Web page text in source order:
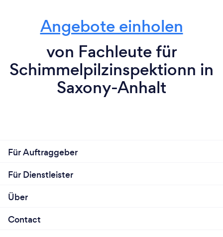
Angebote einholen
von Fachleute für
Schimmelpilzinspektionn in
Saxony-Anhalt
Für Auftraggeber
Für Dienstleister
Über
Contact